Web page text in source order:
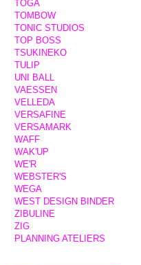
TOGA
TOMBOW
TONIC STUDIOS
TOP BOSS
TSUKINEKO
TULIP
UNI BALL
VAESSEN
VELLEDA
VERSAFINE
VERSAMARK
WAFF
WAK'UP
WE'R
WEBSTER'S
WEGA
WEST DESIGN BINDER
ZIBULINE
ZIG
PLANNING ATELIERS